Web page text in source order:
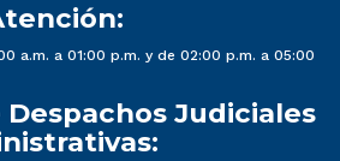
a.m. a 01:00 p.m. y de 02:00 p.m. a 05:00
Judiciales